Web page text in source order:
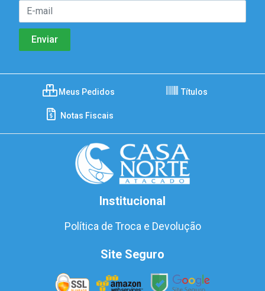
Meus Pedidos Títulos
Notas Fiscais
Institucional
Política de Troca e Devolução
Site Seguro